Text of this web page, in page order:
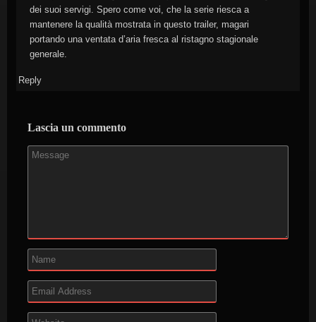
dei suoi servigi. Spero come voi, che la serie riesca a
mantenere la qualità mostrata in questo trailer, magari
portando una ventata d’aria fresca al ristagno stagionale
generale.
Reply
Lascia un commento